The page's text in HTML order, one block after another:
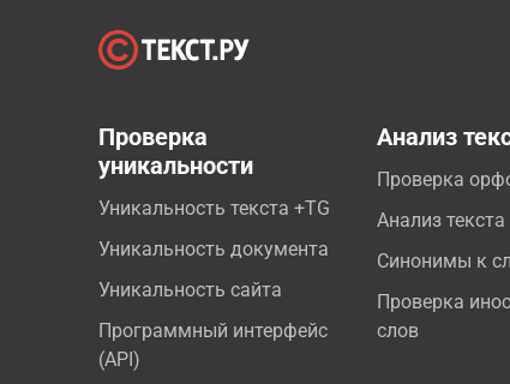
Проверка
уникальности
Уникальность текста +TG
Уникальность документа
Уникальность сайта
Программный интерфейс
(API)
Анализ
Проверка
Анализ текста
Синонимы к
Проверка
слов